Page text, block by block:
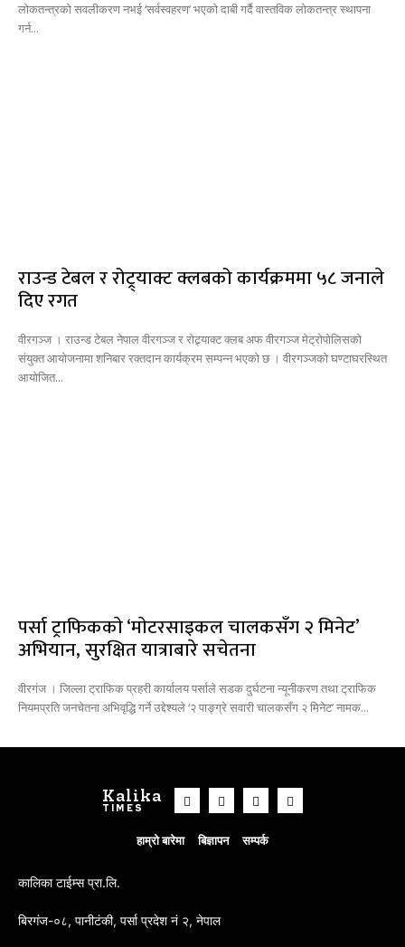
लोकतन्त्रको सवलीकरण नभई ‘सर्वस्वहरण’ भएको दाबी गर्दै वास्तविक लोकतन्त्र स्थापना
गर्न...
राउन्ड टेबल र रोट्र्याक्ट क्लबको कार्यक्रममा ५८ जनाले
दिए रगत
वीरगञ्ज । राउन्ड टेबल नेपाल वीरगञ्ज र रोट्र्याक्ट क्लब अफ वीरगञ्ज मेट्रोपोलिसको
संयुक्त आयोजनामा शनिबार रक्तदान कार्यक्रम सम्पन्न भएको छ । वीरगञ्जको घण्टाघरस्थित
आयोजित...
पर्सा ट्राफिककाे ‘माेटरसाइकल चालकसँग २ मिनेट’
अभियान, सुरक्षित यात्राबारे सचेतना
वीरगंज । जिल्ला ट्राफिक प्रहरी कार्यालय पर्साले सडक दुर्घटना न्यूनीकरण तथा ट्राफिक
नियमप्रति जनचेतना अभिवृद्धि गर्ने उद्देश्यले ‘२ पाङ्ग्रे सवारी चालकसँग २ मिनेट’ नामक...
Kalika
TIMES
हाम्रो बारेमा बिज्ञापन सम्पर्क
कालिका टाईम्स प्रा.लि.
बिरगंज-०८, पानीटंकी, पर्सा प्रदेश नं २, नेपाल